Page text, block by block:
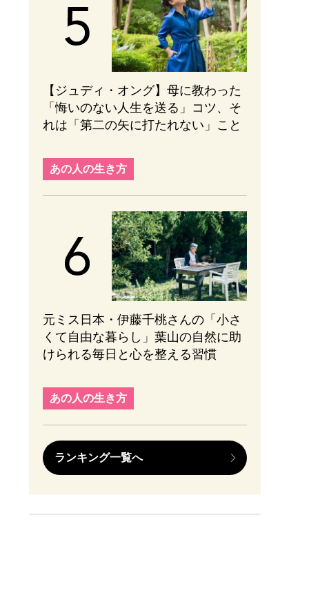
【ジュディ・オング】母に教わった
「悔いのない人生を送る」コツ、そ
れは「第二の矢に打たれない」こと
あの人の生き方
元ミス日本・伊藤千桃さんの「小さ
くて自由な暮らし」葉山の自然に助
けられる毎日と心を整える習慣
あの人の生き方
ランキング一覧へ